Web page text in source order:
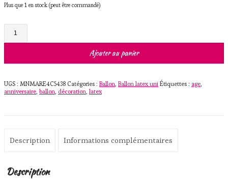
Plus que 1 en stock (peut être commandé)
Ballon
50
Ajouter au panier
UGS : MNMARE4C5438 Catégories : Ballon Ballon latex uni Étiquettes : age
anniversaire ballon décoration latex
Description Informations complémentaires
Description